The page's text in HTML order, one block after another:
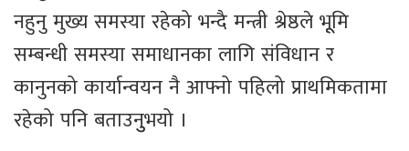
नहुनु मुख्य समस्या रहेको भन्दै मन्त्री श्रेष्ठले भूूमि
सम्बन्धी समस्या समाधानका लागि संविधान र
कानुनको कार्यान्वयन नै आफ्नो पहिलो प्राथमिकतामा
रहेको पनि बताउनुुभयो ।